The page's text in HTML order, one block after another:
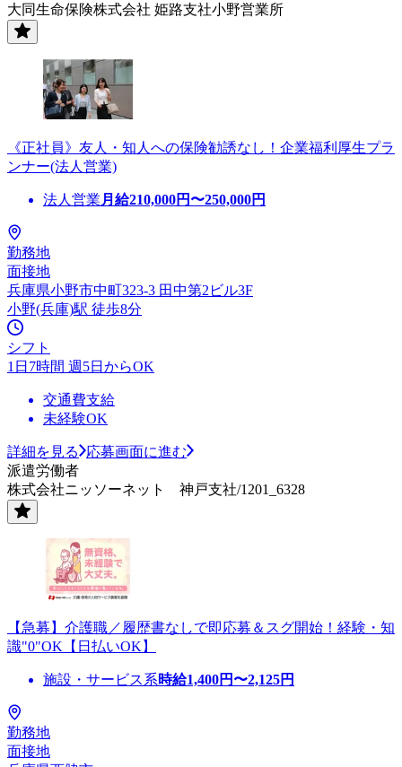
大同生命保険株式会社 姫路支社小野営業所
《正社員》友人・知人への保険勧誘なし！企業福利厚生プラ
ンナー(法人営業)
法人営業 月給210,000円〜250,000円
勤務地
面接地
兵庫県小野市中町323-3 田中第2ビル3F
小野(兵庫)駅 徒歩8分
シフト
1日7時間 週5日からOK
交通費支給
未経験OK
詳細を見る
応募画面に進む
派遣労働者
株式会社ニッソーネット 神戸支社/1201_6328
【急募】介護職／履歴書なしで即応募＆スグ開始！経験・知
識"0"OK【日払いOK】
施設・サービス系時給1,400円〜2,125円
勤務地
面接地